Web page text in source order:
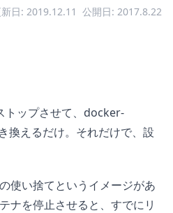
日: 2019.12.11 公開日: 2017.8.22
トップさせて、docker-
換えるだけ。それだけで、設
使い捨てというイメージがあ
ナを停止させると、すでにリ